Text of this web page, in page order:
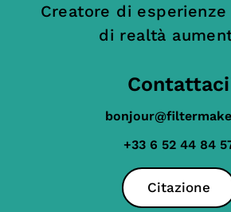
Creatore di
di realtà
Contattaci
+33 6 52 44 84
Citazione